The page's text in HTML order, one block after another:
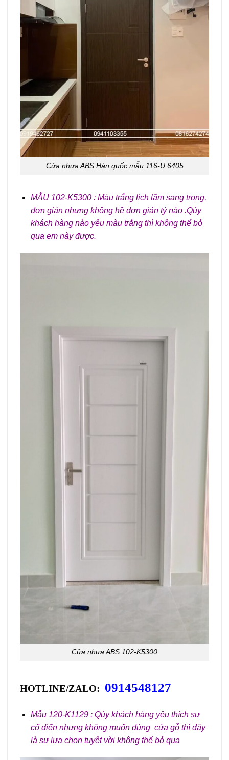
Cửa nhựa ABS Hàn quốc mẫu 116-U 6405
MẪU 102-K5300 : Màu trắng lịch lãm sang trọng,
đơn giản nhưng không hề đơn giản tý nào .Qúy
khách hàng nào yêu màu trắng thì không thể bỏ
qua em này được.
Cửa nhựa ABS 102-K5300
HOTLINE/ZALO: 0914548127
Mẫu 120-K1129 : Qúy khách hàng yêu thích sự
cổ điển nhưng không muốn dùng cửa gỗ thì đây
là sự lựa chọn tuyệt vời không thể bỏ qua